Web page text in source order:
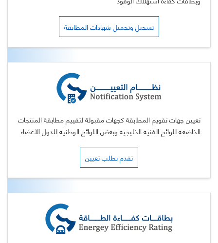
تسجيل وتحميل شهادات المطابقة
تعيين جهات تقويم المطابقة كجهات مقبولة لتقييم مطابقة المنتجات
الخاضعة للوائح الفنية الخليجية وبعض اللوائح الوطنية للدول الأعضاء
تقدم بطلب تعيين